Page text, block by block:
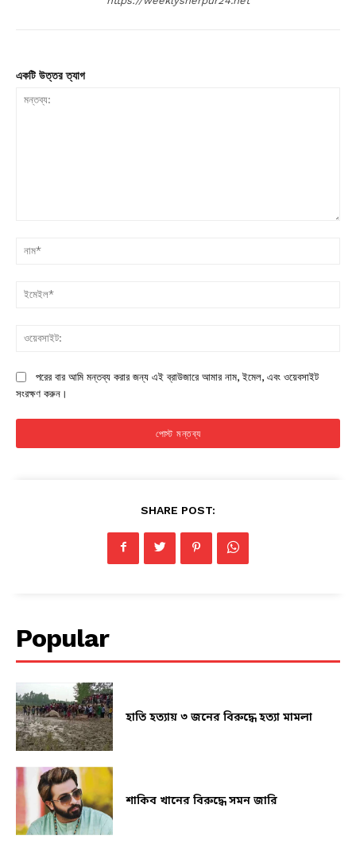
একটি উত্তর ত্যাগ
পরের বার আমি মন্তব্য করার জন্য এই ব্রাউজারে আমার নাম, ইমেল, এবং ওয়েবসাইট
সংরক্ষণ করুন।
SHARE POST:
Popular
হাতি হত্যায় ৩ জনের বিরুদ্ধে হত্যা মামলা
শাকিব খানের বিরুদ্ধে সমন জারি